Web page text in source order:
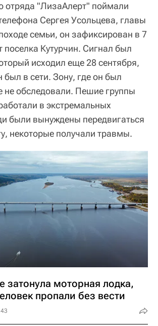
отряда "ЛизаАлерт" поймали
Сергея Усольцева, главы
семьи, он зафиксирован в 7
поселка Кутурчин. Сигнал был
исходил еще 28 сентября,
был в сети. Зону, где он был
не обследовали. Пешие группы
в экстремальных
были вынуждены передвигаться
некоторые получали травмы.
затонула моторная лодка,
пропали без вести